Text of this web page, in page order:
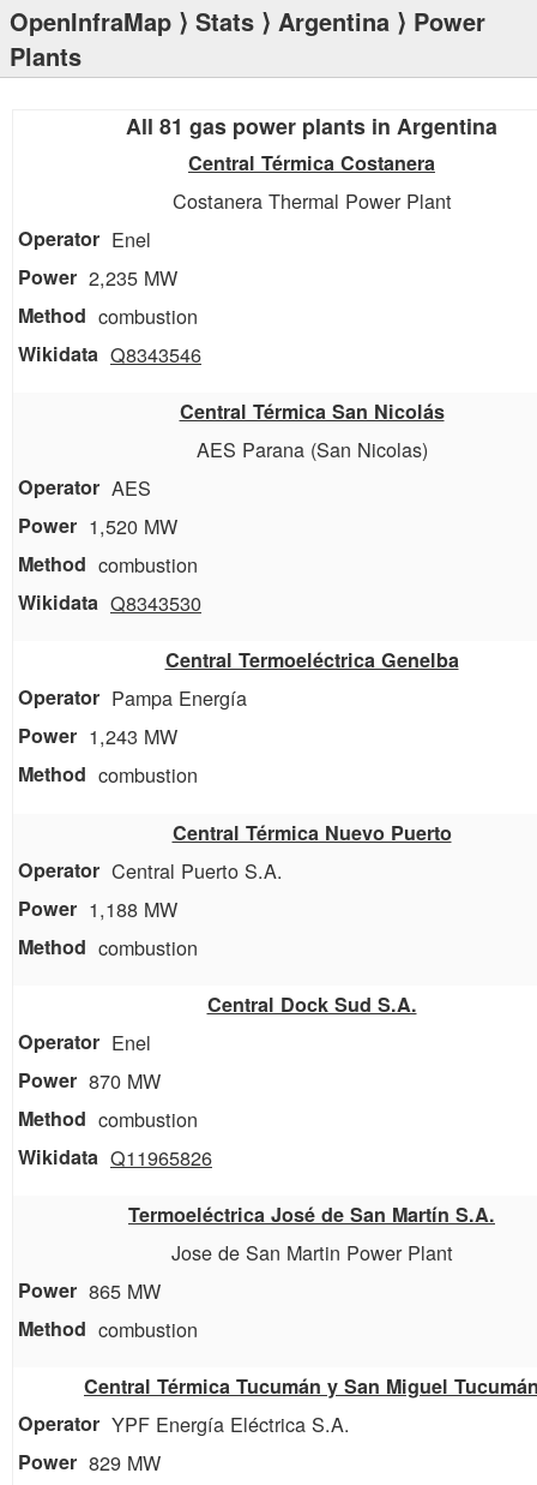
OpenInfraMap ⟩ Stats ⟩ Argentina ⟩ Power
Plants
All 81 gas power plants in Argentina
Central Térmica Costanera
Costanera Thermal Power Plant
Enel
2,235 MW
combustion
Q8343546
Central Térmica San Nicolás
AES Parana (San Nicolas)
AES
1,520 MW
combustion
Q8343530
Central Termoeléctrica Genelba
Pampa Energía
1,243 MW
combustion
Central Térmica Nuevo Puerto
Central Puerto S.A.
1,188 MW
combustion
Central Dock Sud S.A.
Enel
870 MW
combustion
Q11965826
Termoeléctrica José de San Martín S.A.
Jose de San Martin Power Plant
865 MW
combustion
Central Térmica Tucumán y San Miguel
YPF Energía Eléctrica S.A.
829 MW